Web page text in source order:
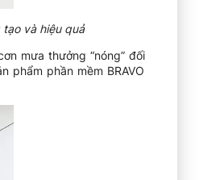
và hiệu quả
mưa thưởng “nóng” đối
phần mềm BRAVO